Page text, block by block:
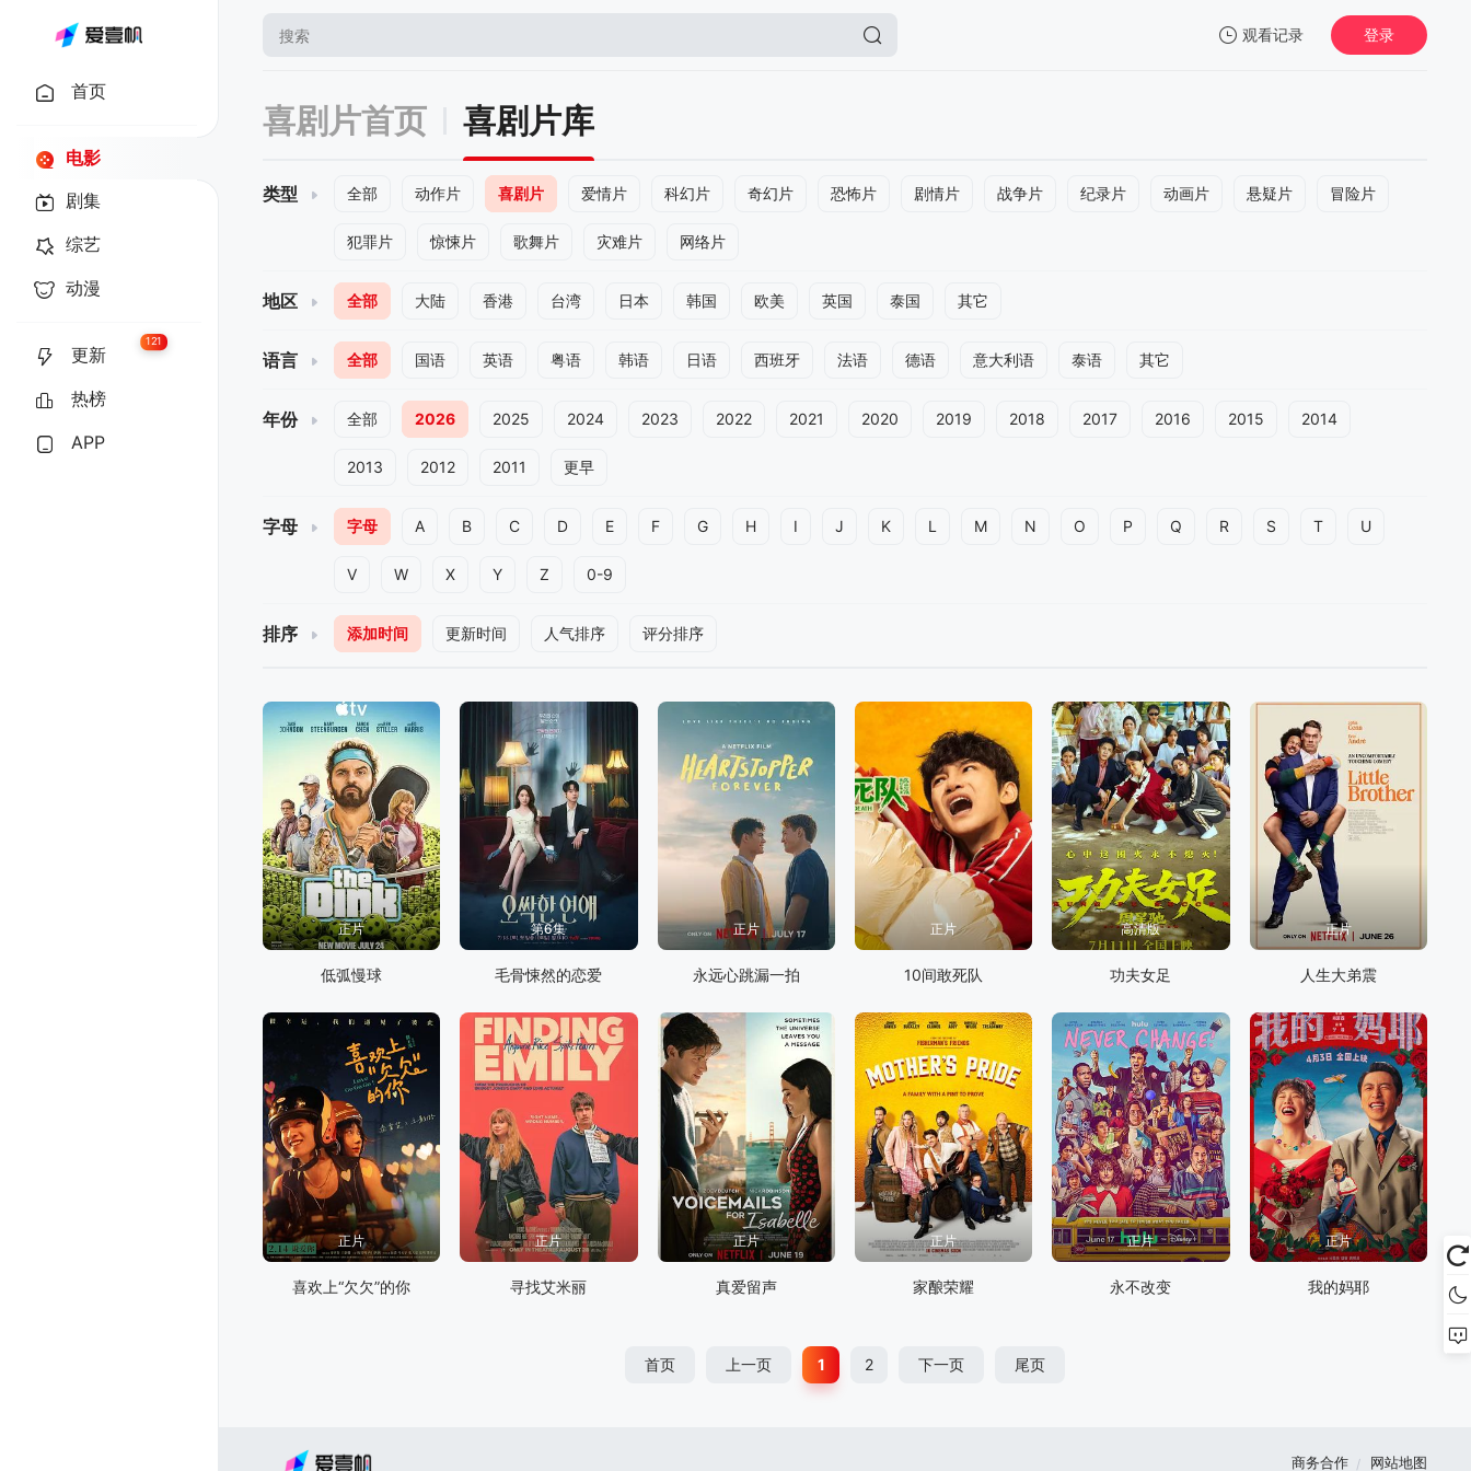
观看记录 登录
首页
电影
剧集
综艺
动漫
更新
121
热榜
APP
喜剧片首页 喜剧片库
类型 全部 动作片 喜剧片 爱情片 科幻片 奇幻片 恐怖片 剧情片 战争片 纪录片 动画片 悬疑片 冒险片
犯罪片 惊悚片 歌舞片 灾难片 网络片
地区 全部 大陆 香港 台湾 日本 韩国 欧美 英国 泰国 其它
语言 全部 国语 英语 粤语 韩语 日语 西班牙 法语 德语 意大利语 泰语 其它
年份 全部 2026 2025 2024 2023 2022 2021 2020 2019 2018 2017 2016 2015 2014
2013 2012 2011 更早
字母 字母 A B C D E F G H I J K L M N O P Q R S T U
V W X Y Z 0-9
排序 添加时间 更新时间 人气排序 评分排序
正片
低弧慢球
第6集
毛骨悚然的恋爱
正片
永远心跳漏一拍
正片
10间敢死队
高清版
功夫女足
正片
人生大弟震
正片
喜欢上“欠欠”的你
正片
寻找艾米丽
正片
真爱留声
正片
家酿荣耀
正片
永不改变
正片
我的妈耶
首页 上一页 1 2 下一页 尾页
商务合作 网站地图